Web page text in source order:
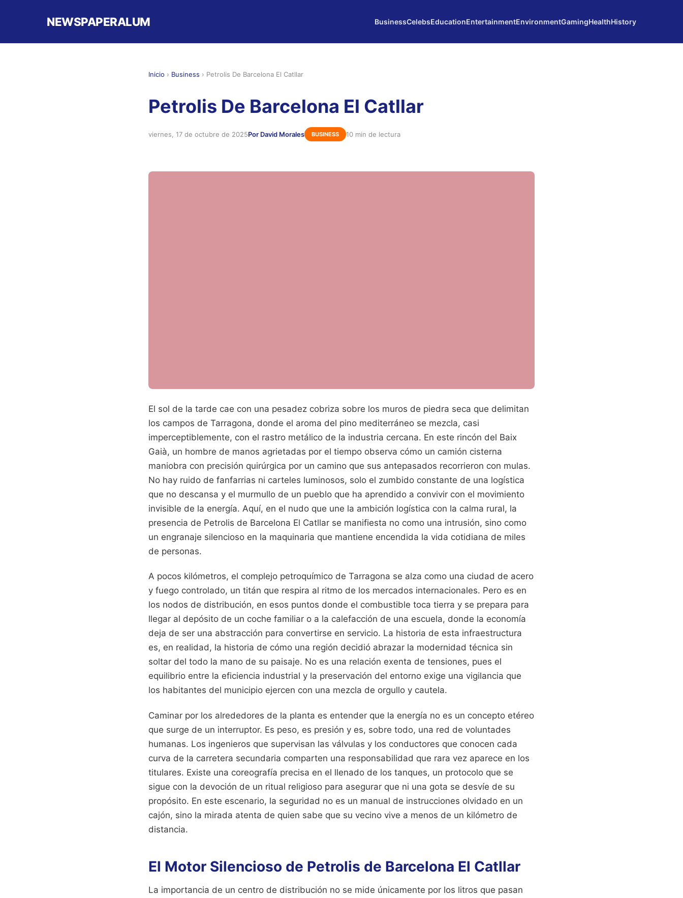
NEWSPAPERALUM BusinessCelebsEducationEntertainmentEnvironmentGamingHealthHistory
Inicio › Business › Petrolis De Barcelona El Catllar
Petrolis De Barcelona El Catllar
viernes, 17 de octubre de 2025Por David Morales BUSINESS 10 min de lectura
El sol de la tarde cae con una pesadez cobriza sobre los muros de piedra seca que delimitan
los campos de Tarragona, donde el aroma del pino mediterráneo se mezcla, casi
imperceptiblemente, con el rastro metálico de la industria cercana. En este rincón del Baix
Gaià, un hombre de manos agrietadas por el tiempo observa cómo un camión cisterna
maniobra con precisión quirúrgica por un camino que sus antepasados recorrieron con mulas.
No hay ruido de fanfarrias ni carteles luminosos, solo el zumbido constante de una logística
que no descansa y el murmullo de un pueblo que ha aprendido a convivir con el movimiento
invisible de la energía. Aquí, en el nudo que une la ambición logística con la calma rural, la
presencia de Petrolis de Barcelona El Catllar se manifiesta no como una intrusión, sino como
un engranaje silencioso en la maquinaria que mantiene encendida la vida cotidiana de miles
de personas.
A pocos kilómetros, el complejo petroquímico de Tarragona se alza como una ciudad de acero
y fuego controlado, un titán que respira al ritmo de los mercados internacionales. Pero es en
los nodos de distribución, en esos puntos donde el combustible toca tierra y se prepara para
llegar al depósito de un coche familiar o a la calefacción de una escuela, donde la economía
deja de ser una abstracción para convertirse en servicio. La historia de esta infraestructura
es, en realidad, la historia de cómo una región decidió abrazar la modernidad técnica sin
soltar del todo la mano de su paisaje. No es una relación exenta de tensiones, pues el
equilibrio entre la eficiencia industrial y la preservación del entorno exige una vigilancia que
los habitantes del municipio ejercen con una mezcla de orgullo y cautela.
Caminar por los alrededores de la planta es entender que la energía no es un concepto etéreo
que surge de un interruptor. Es peso, es presión y es, sobre todo, una red de voluntades
humanas. Los ingenieros que supervisan las válvulas y los conductores que conocen cada
curva de la carretera secundaria comparten una responsabilidad que rara vez aparece en los
titulares. Existe una coreografía precisa en el llenado de los tanques, un protocolo que se
sigue con la devoción de un ritual religioso para asegurar que ni una gota se desvíe de su
propósito. En este escenario, la seguridad no es un manual de instrucciones olvidado en un
cajón, sino la mirada atenta de quien sabe que su vecino vive a menos de un kilómetro de
distancia.
El Motor Silencioso de Petrolis de Barcelona El Catllar
La importancia de un centro de distribución no se mide únicamente por los litros que pasan